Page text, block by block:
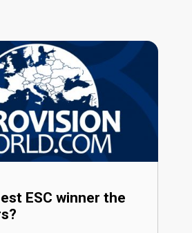
ESC winner the